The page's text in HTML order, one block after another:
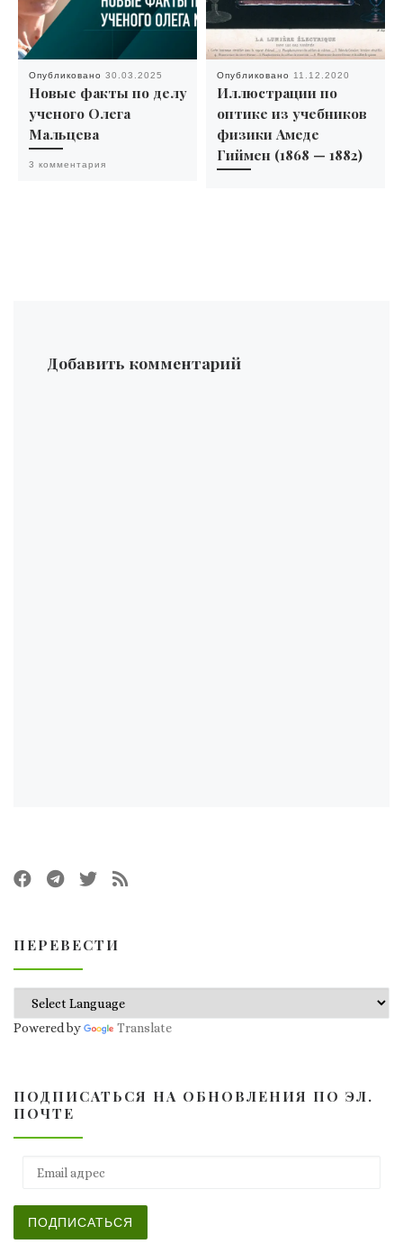
Опубликовано 30.03.2025
Новые факты по делу
ученого Олега
Мальцева
3 комментария
Опубликовано 11.12.2020
Иллюстрации по
оптике из учебников
физики Амеде
Гиймен (1868 — 1882)
Добавить комментарий
ПЕРЕВЕСТИ
Powered by Translate
ПОДПИСАТЬСЯ НА ОБНОВЛЕНИЯ ПО ЭЛ.
ПОЧТЕ
ПОДПИСАТЬСЯ